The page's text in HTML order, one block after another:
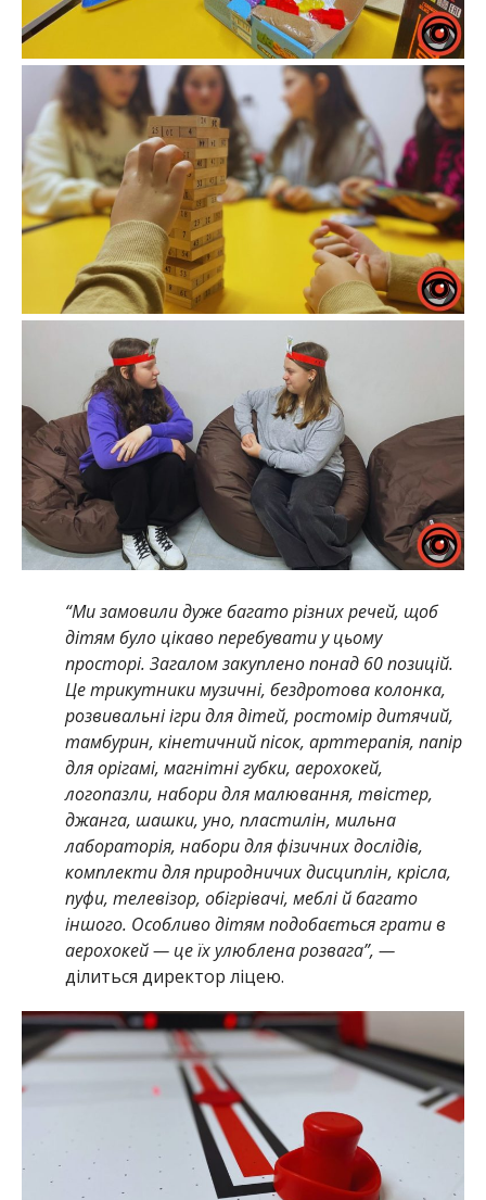
“Ми замовили дуже багато різних речей, щоб
дітям було цікаво перебувати у цьому
просторі. Загалом закуплено понад 60 позицій.
Це трикутники музичні, бездротова колонка,
розвивальні ігри для дітей, ростомір дитячий,
тамбурин, кінетичний пісок, арттерапія, папір
для орігамі, магнітні губки, аерохокей,
логопазли, набори для малювання, твістер,
джанга, шашки, уно, пластилін, мильна
лабораторія, набори для фізичних дослідів,
комплекти для природничих дисциплін, крісла,
пуфи, телевізор, обігрівачі, меблі й багато
іншого. Особливо дітям подобається грати в
аерохокей — це їх улюблена розвага”, —
ділиться директор ліцею.